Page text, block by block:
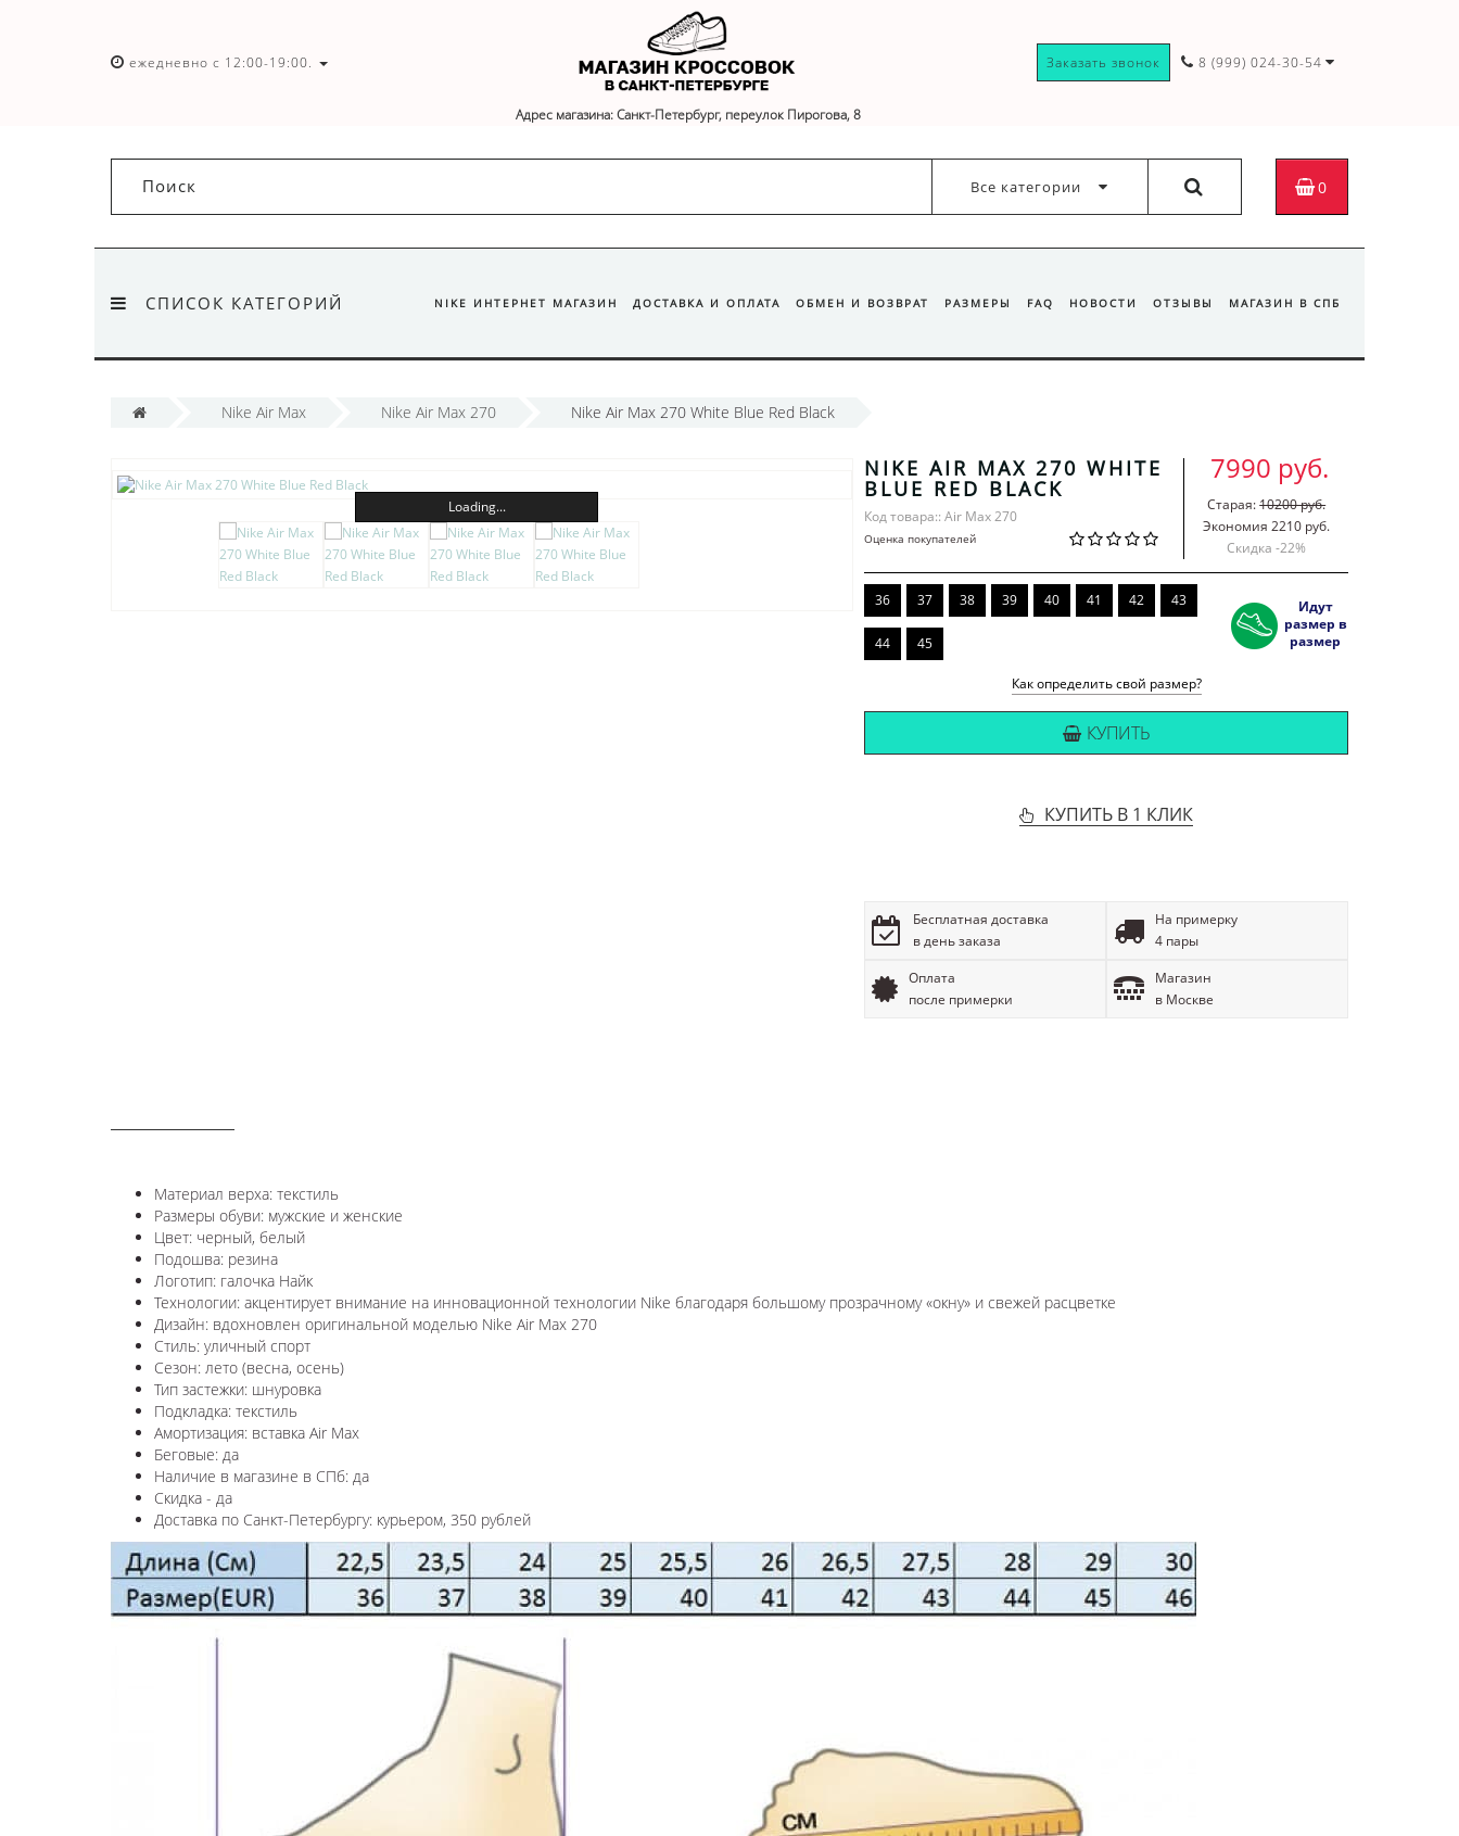
ежедневно с 12:00-19:00.
Адрес магазина: Санкт-Петербург, переулок Пирогова, 8
Заказать звонок 8 (999) 024-30-54
Все категории 0
СПИСОК КАТЕГОРИЙ NIKE ИНТЕРНЕТ МАГАЗИН ДОСТАВКА И ОПЛАТА ОБМЕН И ВОЗВРАТ РАЗМЕРЫ FAQ НОВОСТИ ОТЗЫВЫ МАГАЗИН В СПБ
Nike Air Max Nike Air Max 270 Nike Air Max 270 White Blue Red Black
Loading...
NIKE AIR MAX 270 WHITE
BLUE RED BLACK
Код товара:: Air Max 270
Оценка покупателей
7990 руб.
Старая:10200 руб.
Экономия 2210 руб.
Скидка -22%
36 37 38 39 40 41 42 43
44 45
Идут
размер в
размер
Как определить свой размер?
КУПИТЬ
КУПИТЬ В 1 КЛИК
Бесплатная доставка
в день заказа
На примерку
4 пары
Оплата
после примерки
Магазин
в Москве
Материал верха: текстиль
Размеры обуви: мужские и женские
Цвет: черный, белый
Подошва: резина
Логотип: галочка Найк
Технологии: акцентирует внимание на инновационной технологии Nike благодаря большому прозрачному «окну» и свежей расцветке
Дизайн: вдохновлен оригинальной моделью Nike Air Max 270
Стиль: уличный спорт
Сезон: лето (весна, осень)
Тип застежки: шнуровка
Подкладка: текстиль
Амортизация: вставка Air Max
Беговые: да
Наличие в магазине в СПб: да
Скидка - да
Доставка по Санкт-Петербургу: курьером, 350 рублей